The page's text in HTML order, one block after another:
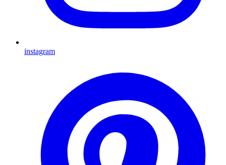
instagram